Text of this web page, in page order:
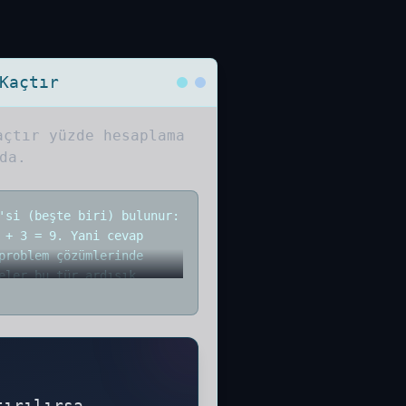
yüzde hesaplama
(beşte biri) bulunur:
3 = 9. Yani cevap
çözümlerinde
bu tür ardışık
Adım adım hesaplama